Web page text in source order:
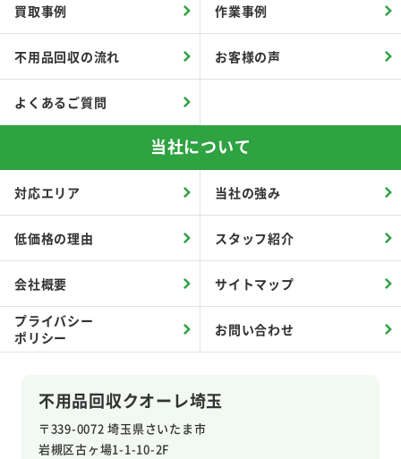
不用品回収クオーレ埼玉
〒339-0072 埼玉県さいたま市
岩槻区古ヶ場1-1-10-2F
買取事例 作業事例
不用品回収の流れ お客様の声
よくあるご質問
当社について
対応エリア 当社の強み
低価格の理由 スタッフ紹介
会社概要 サイトマップ
プライバシー
ポリシー
お問い合わせ